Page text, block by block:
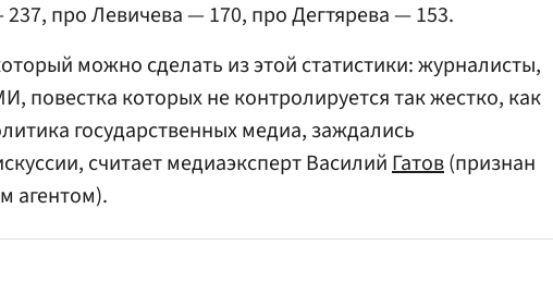
про Левичева — 170, про Дегтярева — 153.
можно сделать из этой статистики: журналисты,
повестка которых не контролируется так жестко, как
государственных медиа, заждались
считает медиаэксперт ВасилийГатов(признан
агентом).